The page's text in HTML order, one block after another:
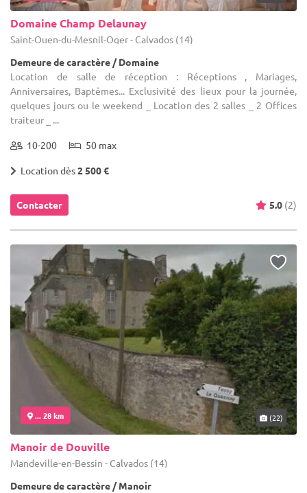
Domaine Champ Delaunay
Saint-Ouen-du-Mesnil-Oger - Calvados (14)
Demeure de caractère / Domaine
Location de salle de réception : Réceptions , Mariages,
Anniversaires, Baptêmes... Exclusivité des lieux pour la journée,
quelques jours ou le weekend _ Location des 2 salles _ 2 Offices
traiteur _ ...
10-200 50 max
Location dès2 500 €
Contacter 5.0 (2)
... 28 km (22)
Manoir de Douville
Mandeville-en-Bessin - Calvados (14)
Demeure de caractère / Manoir